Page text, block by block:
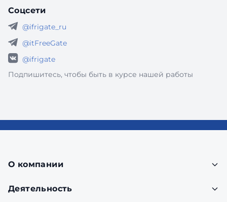
Соцсети
@ifrigate_ru
@itFreeGate
@ifrigate
Подпишитесь, чтобы быть в курсе нашей работы
О компании
Деятельность